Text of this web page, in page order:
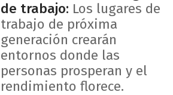
de trabajo: Los lugares de
trabajo de próxima
generación crearán
entornos donde las
personas prosperan y el
rendimiento florece.